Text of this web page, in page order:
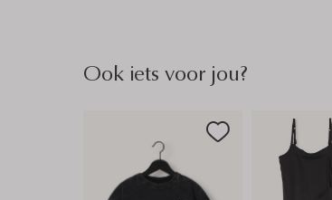
Ook iets voor jou?